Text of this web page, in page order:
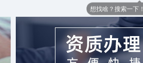
想找啥？搜索一下！